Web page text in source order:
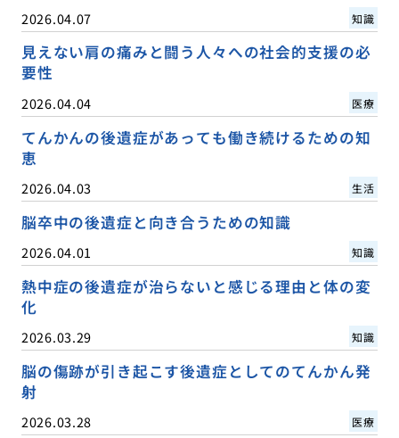
2026.04.07 知識
見えない肩の痛みと闘う人々への社会的支援の必
要性
2026.04.04 医療
てんかんの後遺症があっても働き続けるための知
恵
2026.04.03 生活
脳卒中の後遺症と向き合うための知識
2026.04.01 知識
熱中症の後遺症が治らないと感じる理由と体の変
化
2026.03.29 知識
脳の傷跡が引き起こす後遺症としてのてんかん発
射
2026.03.28 医療